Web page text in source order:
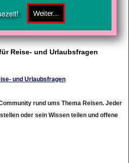
Reise- und Urlaubsfragen
und Urlaubsfragen
rund ums Thema Reisen. Jeder
oder sein Wissen teilen und offene